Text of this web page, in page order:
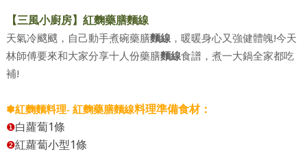
【三風小廚房】紅麴藥膳麵線
天氣冷颼颼，自己動手煮碗藥膳麵線，暖暖身心又強健體魄!今天
林師傅要來和大家分享十人份藥膳麵線食譜，煮一大鍋全家都吃
補!
✽紅麴麵料理- 紅麴藥膳麵線料理準備食材：
❶白蘿蔔1條
❷紅蘿蔔小型1條